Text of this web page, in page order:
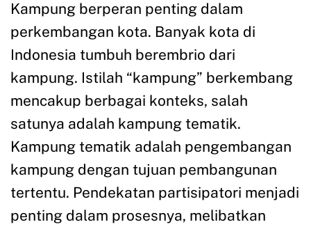
Kampung berperan penting dalam
perkembangan kota. Banyak kota di
Indonesia tumbuh berembrio dari
kampung. Istilah “kampung” berkembang
mencakup berbagai konteks, salah
satunya adalah kampung tematik.
Kampung tematik adalah pengembangan
kampung dengan tujuan pembangunan
tertentu. Pendekatan partisipatori menjadi
penting dalam prosesnya, melibatkan